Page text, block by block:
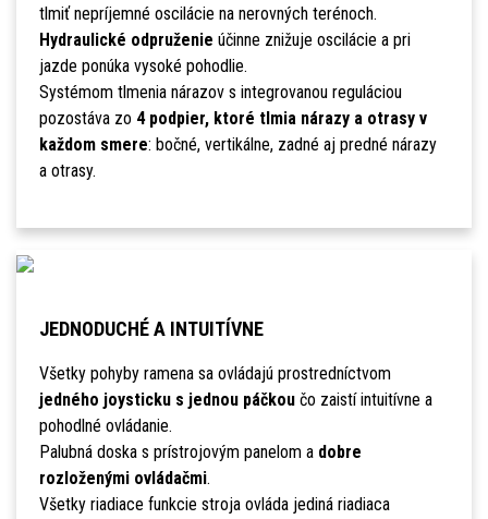
tlmiť nepríjemné oscilácie na nerovných terénoch.
Hydraulické odpruženie účinne znižuje oscilácie a pri
jazde ponúka vysoké pohodlie.
Systémom tlmenia nárazov s integrovanou reguláciou
pozostáva zo 4 podpier, ktoré tlmia nárazy a otrasy v
každom smere: bočné, vertikálne, zadné aj predné nárazy
a otrasy.
JEDNODUCHÉ A INTUITÍVNE
Všetky pohyby ramena sa ovládajú prostredníctvom
jedného joysticku s jednou páčkoučo zaistí intuitívne a
pohodlné ovládanie.
Palubná doska s prístrojovým panelom a dobre
rozloženými ovládačmi.
Všetky riadiace funkcie stroja ovláda jediná riadiaca